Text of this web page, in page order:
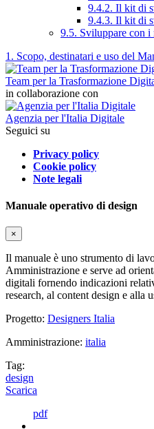
9.4.2. Il kit di
9.4.3. Il kit di
9.5. Sviluppare con
1. Scopo, destinatari e uso del
Team per la Trasformazione
in collaborazione con
Agenzia per l'Italia Digitale
Seguici su
Privacy policy
Cookie policy
Note legali
Manuale operativo di design
×
Il manuale è uno strumento di
Amministrazione e serve ad
digitali fornendo indicazioni
research, al content design e alla
Progetto: Designers Italia
Amministrazione: italia
Tag:
design
Scarica
pdf